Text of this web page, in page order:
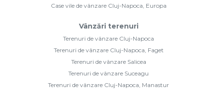
Case vile de vânzare Cluj-Napoca, Europa
Vânzări terenuri
Terenuri de vânzare Cluj-Napoca
Terenuri de vânzare Cluj-Napoca, Faget
Terenuri de vânzare Salicea
Terenuri de vânzare Suceagu
Terenuri de vânzare Cluj-Napoca, Manastur